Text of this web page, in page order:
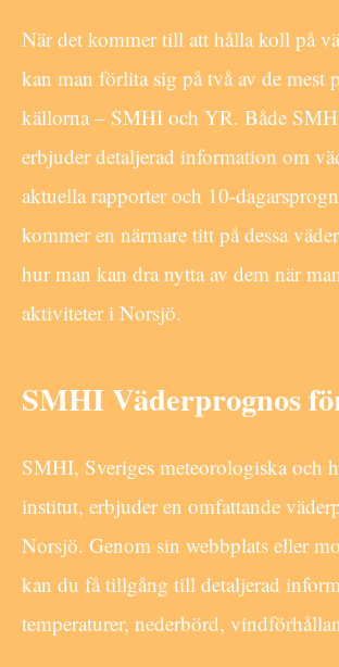
När det kommer till att hålla koll på
kan man förlita sig på två av de mest
källorna – SMHI och YR. Både
erbjuder detaljerad information om
aktuella rapporter och 10-
kommer en närmare titt på dessa
hur man kan dra nytta av dem när
aktiviteter i Norsjö.
SMHI Väderprognos
SMHI, Sveriges meteorologiska och
institut, erbjuder en omfattande
Norsjö. Genom sin webbplats eller
kan du få tillgång till detaljerad
temperaturer, nederbörd,